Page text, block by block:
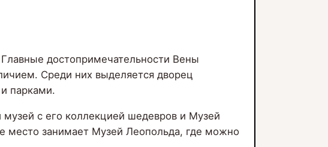
достопримечательности Вены
Среди них выделяется дворец
парками.
с его коллекцией шедевров и Музей
место занимает Музей Леопольда, где можно